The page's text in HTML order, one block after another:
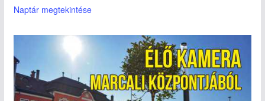
Naptár megtekintése